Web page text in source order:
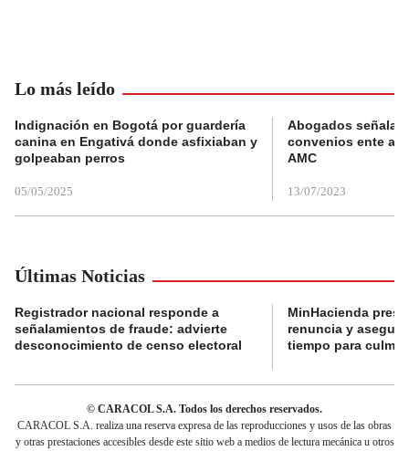
Lo más leído
Indignación en Bogotá por guardería
canina en Engativá donde asfixiaban y
golpeaban perros
05/05/2025
Abogados
convenios ente
AMC
13/07/2023
Últimas Noticias
Registrador nacional responde a
señalamientos de fraude: advierte
desconocimiento de censo electoral
MinHacienda
renuncia y
tiempo para
© CARACOL S.A. Todos los derechos reservados.
CARACOL S.A. realiza una reserva expresa de las reproducciones y usos de las obras
y otras prestaciones accesibles desde este sitio web a medios de lectura mecánica u otros